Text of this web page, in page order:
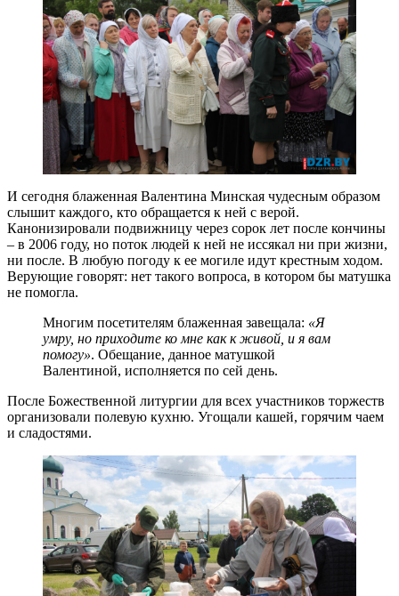
И сегодня блаженная Валентина Минская чудесным образом
слышит каждого, кто обращается к ней с верой.
Канонизировали подвижницу через сорок лет после кончины
– в 2006 году, но поток людей к ней не иссякал ни при жизни,
ни после. В любую погоду к ее могиле идут крестным ходом.
Верующие говорят: нет такого вопроса, в котором бы матушка
не помогла.
Многим посетителям блаженная завещала: «Я
умру, но приходите ко мне как к живой, и я вам
помогу». Обещание, данное матушкой
Валентиной, исполняется по сей день.
После Божественной литургии для всех участников торжеств
организовали полевую кухню. Угощали кашей, горячим чаем
и сладостями.